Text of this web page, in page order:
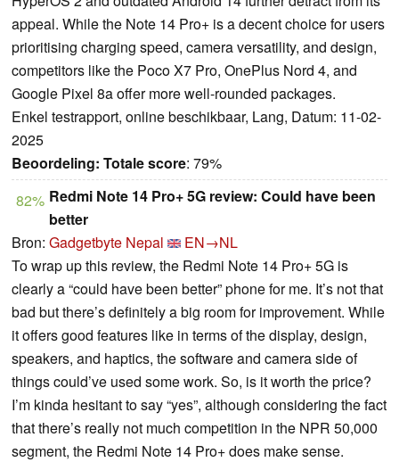
appeal. While the Note 14 Pro+ is a decent choice for users
prioritising charging speed, camera versatility, and design,
competitors like the Poco X7 Pro, OnePlus Nord 4, and
Google Pixel 8a offer more well-rounded packages.
Enkel testrapport, online beschikbaar, Lang, Datum: 11-02-
2025
Beoordeling: Totale score: 79%
82% Redmi Note 14 Pro+ 5G review: Could have been
better
Bron: Gadgetbyte Nepal
EN→NL
To wrap up this review, the Redmi Note 14 Pro+ 5G is
clearly a “could have been better” phone for me. It’s not that
bad but there’s definitely a big room for improvement. While
it offers good features like in terms of the display, design,
speakers, and haptics, the software and camera side of
things could’ve used some work. So, is it worth the price?
I’m kinda hesitant to say “yes”, although considering the fact
that there’s really not much competition in the NPR 50,000
segment, the Redmi Note 14 Pro+ does make sense.